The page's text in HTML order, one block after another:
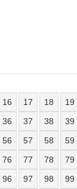
16 17 18
19
36 37 38
39
56 57 58
59
76 77 78
79
96 97 98
99